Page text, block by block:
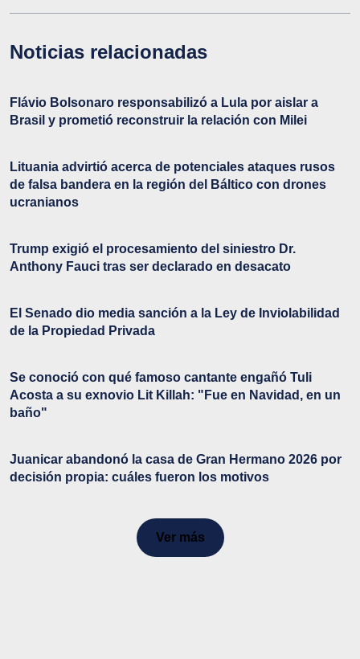
Noticias relacionadas
Flávio Bolsonaro responsabilizó a Lula por aislar a
Brasil y prometió reconstruir la relación con Milei
Lituania advirtió acerca de potenciales ataques rusos
de falsa bandera en la región del Báltico con drones
ucranianos
Trump exigió el procesamiento del siniestro Dr.
Anthony Fauci tras ser declarado en desacato
El Senado dio media sanción a la Ley de Inviolabilidad
de la Propiedad Privada
Se conoció con qué famoso cantante engañó Tuli
Acosta a su exnovio Lit Killah: "Fue en Navidad, en un
baño"
Juanicar abandonó la casa de Gran Hermano 2026 por
decisión propia: cuáles fueron los motivos
Ver más